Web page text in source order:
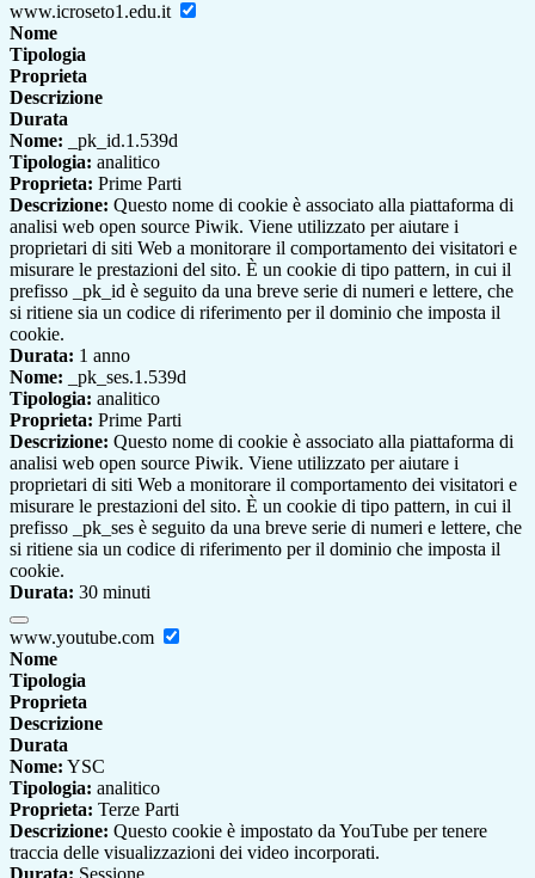
www.icroseto1.edu.it
Nome
Tipologia
Proprieta
Descrizione
Durata
Nome: _pk_id.1.539d
Tipologia: analitico
Proprieta: Prime Parti
Descrizione: Questo nome di cookie è associato alla piattaforma di
analisi web open source Piwik. Viene utilizzato per aiutare i
proprietari di siti Web a monitorare il comportamento dei visitatori e
misurare le prestazioni del sito. È un cookie di tipo pattern, in cui il
prefisso _pk_id è seguito da una breve serie di numeri e lettere, che
si ritiene sia un codice di riferimento per il dominio che imposta il
cookie.
Durata: 1 anno
Nome: _pk_ses.1.539d
Tipologia: analitico
Proprieta: Prime Parti
Descrizione: Questo nome di cookie è associato alla piattaforma di
analisi web open source Piwik. Viene utilizzato per aiutare i
proprietari di siti Web a monitorare il comportamento dei visitatori e
misurare le prestazioni del sito. È un cookie di tipo pattern, in cui il
prefisso _pk_ses è seguito da una breve serie di numeri e lettere, che
si ritiene sia un codice di riferimento per il dominio che imposta il
cookie.
Durata: 30 minuti
www.youtube.com
Nome
Tipologia
Proprieta
Descrizione
Durata
Nome: YSC
Tipologia: analitico
Proprieta: Terze Parti
Descrizione: Questo cookie è impostato da YouTube per tenere
traccia delle visualizzazioni dei video incorporati.
Durata: Sessione